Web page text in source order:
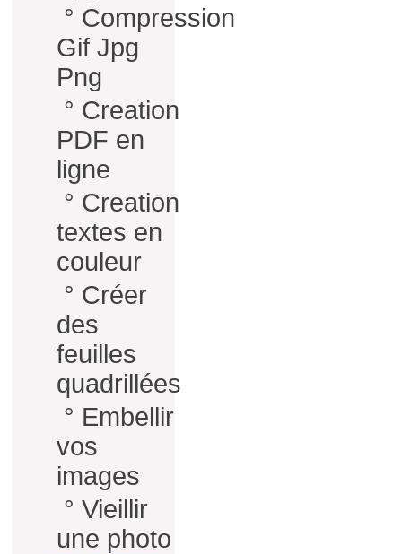
° Compression
Gif Jpg
Png
° Creation
PDF en
ligne
° Creation
textes en
couleur
° Créer
des
feuilles
quadrillées
° Embellir
vos
images
° Vieillir
une photo